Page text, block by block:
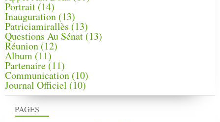
PAGES
Portrait (14)
Inauguration (13)
Patriciamirallès (13)
Questions Au Sénat(13)
Réunion (12)
Album (11)
Partenaire(11)
Communication (10)
Journal Officiel (10)